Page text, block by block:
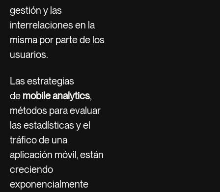
gestión y las
interrelaciones en la
misma por parte de los
usuarios.
Las estrategias
de mobile analytics,
métodos para evaluar
las estadísticas y el
tráfico de una
aplicación móvil, están
creciendo
exponencialmente